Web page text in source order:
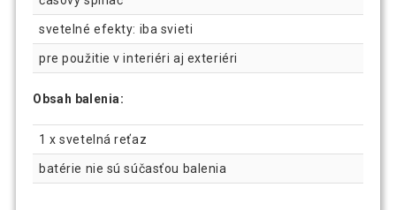
svetelné efekty: iba svieti
pre použitie v interiéri aj exteriéri
Obsah balenia:
1 x svetelná reťaz
batérie nie sú súčasťou balenia